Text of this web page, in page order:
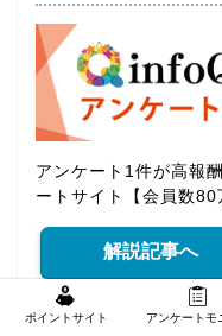
アンケート1件が高報
ートサイト【会員数80
解説記事へ
ポイントサイト アンケートモ